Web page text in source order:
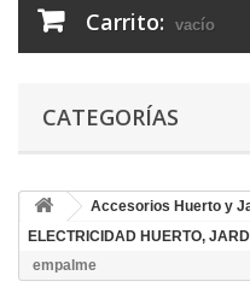
Carrito: vacío
CATEGORÍAS
Accesorios Huerto y
ELECTRICIDAD HUERTO,
empalme